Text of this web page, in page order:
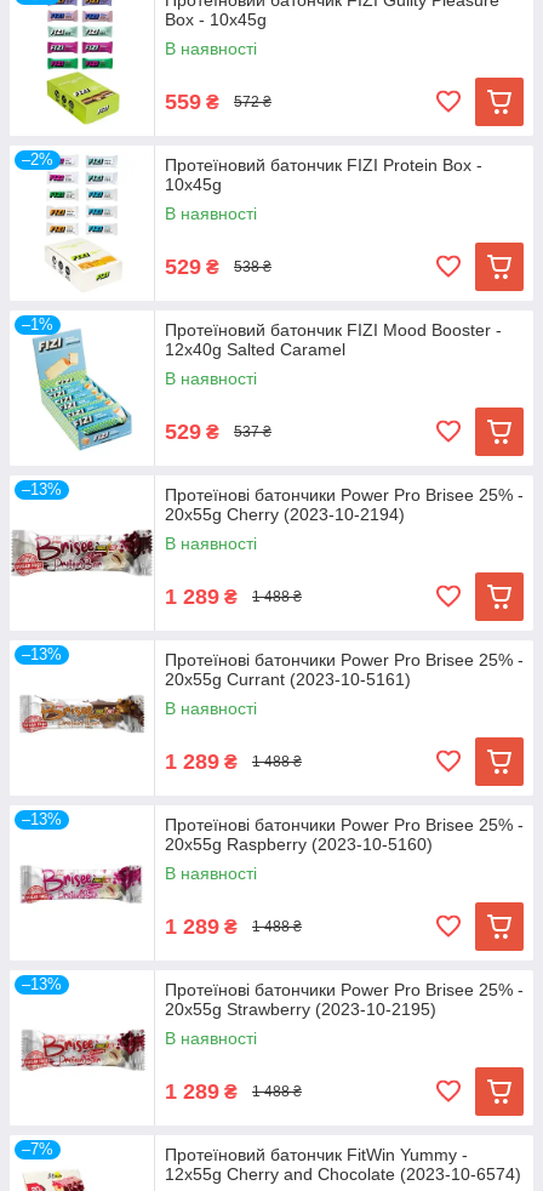
Box - 10x45g
В наявності
559 ₴ 572 ₴
–2%
Протеїновий батончик FIZI Protein Box -
10x45g
В наявності
529 ₴ 538 ₴
–1%
Протеїновий батончик FIZI Mood Booster -
12x40g Salted Caramel
В наявності
529 ₴ 537 ₴
–13%
Протеїнові батончики Power Pro Brisee 25% -
20х55g Cherry (2023-10-2194)
В наявності
1 289 ₴ 1 488 ₴
–13%
Протеїнові батончики Power Pro Brisee 25% -
20х55g Currant (2023-10-5161)
В наявності
1 289 ₴ 1 488 ₴
–13%
Протеїнові батончики Power Pro Brisee 25% -
20х55g Raspberry (2023-10-5160)
В наявності
1 289 ₴ 1 488 ₴
–13%
Протеїнові батончики Power Pro Brisee 25% -
20х55g Strawberry (2023-10-2195)
В наявності
1 289 ₴ 1 488 ₴
–7%
Протеїновий батончик FitWin Yummy -
12x55g Cherry and Chocolate (2023-10-6574)